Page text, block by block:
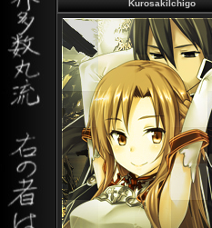
KurosakiIchigo